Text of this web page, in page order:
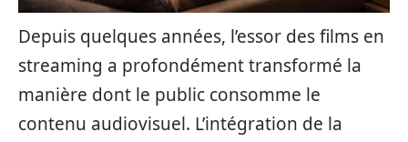
Depuis quelques années, l’essor des films en
streaming a profondément transformé la
manière dont le public consomme le
contenu audiovisuel. L’intégration de la